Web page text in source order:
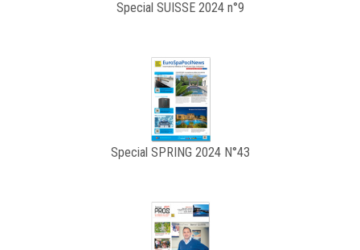
Special SUISSE 2024 n°9
Special SPRING 2024 N°43